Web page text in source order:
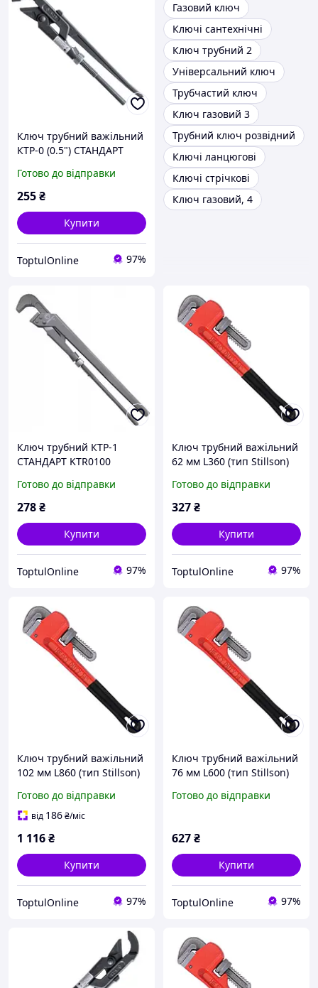
Ключ трубний важільний
КТР-0 (0.5") СТАНДАРТ
Готово до відправки
255₴
Купити
ToptulOnline 97%
Газовий ключ
Ключі сантехнічні
Ключ трубний 2
Універсальний ключ
Трубчастий ключ
Ключ газовий 3
Трубний ключ розвідний
Ключі ланцюгові
Ключі стрічкові
Ключ газовий, 4
Ключ трубний КТР-1
СТАНДАРТ KTR0100
Готово до відправки
278₴
Купити
ToptulOnline 97%
Ключ трубний важільний
62 мм L360 (тип Stillson)
Готово до відправки
327₴
Купити
ToptulOnline 97%
Ключ трубний важільний
102 мм L860 (тип Stillson)
Готово до відправки
від 186₴/міс
1 116₴
Купити
ToptulOnline 97%
Ключ трубний важільний
76 мм L600 (тип Stillson)
Готово до відправки
627₴
Купити
ToptulOnline 97%